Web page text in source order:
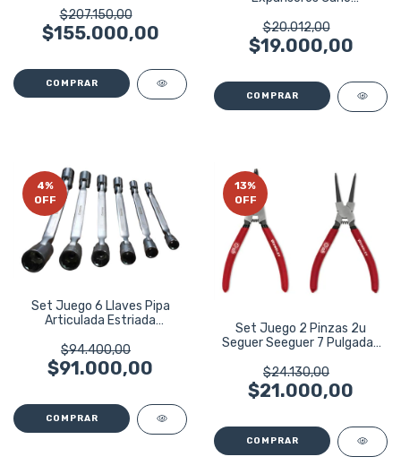
$207.150,00
$155.000,00
$20.012,00
$19.000,00
4%
OFF
Set Juego 6 Llaves Pipa
Articulada Estriada
$94.400,00
$91.000,00
13%
OFF
Set Juego 2 Pinzas 2u
Seguer Seeguer 7 Pulgadas
$24.130,00
$21.000,00